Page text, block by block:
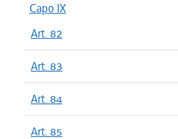
Capo IX
Art. 82
Art. 83
Art. 84
Art. 85